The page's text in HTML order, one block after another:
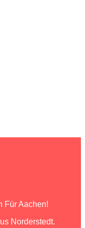
Für Aachen!
Norderstedt.